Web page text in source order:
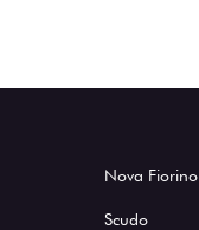
Nova Fiorino
Scudo